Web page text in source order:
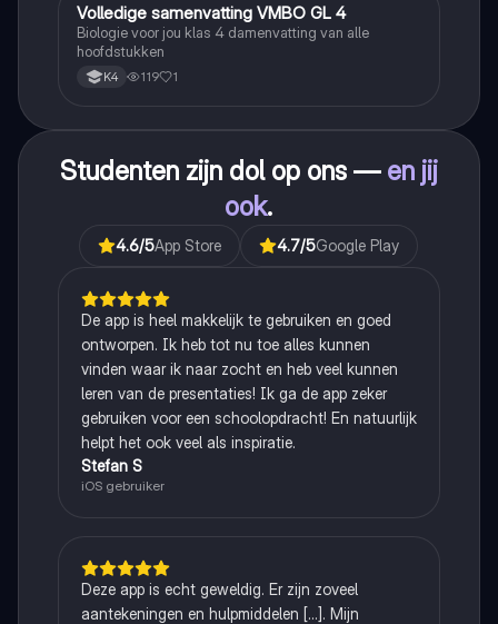
Biologie
Volledige samenvatting VMBO GL 4
Biologie voor jou klas 4 damenvatting van alle
hoofdstukken
K4 119 1
Studenten zijn dol op ons — en jij
ook.
4.6/5App Store 4.7/5Google Play
De app is heel makkelijk te gebruiken en goed
ontworpen. Ik heb tot nu toe alles kunnen
vinden waar ik naar zocht en heb veel kunnen
leren van de presentaties! Ik ga de app zeker
gebruiken voor een schoolopdracht! En natuurlijk
helpt het ook veel als inspiratie.
Stefan S
iOS gebruiker
Deze app is echt geweldig. Er zijn zoveel
aantekeningen en hulpmiddelen [...]. Mijn